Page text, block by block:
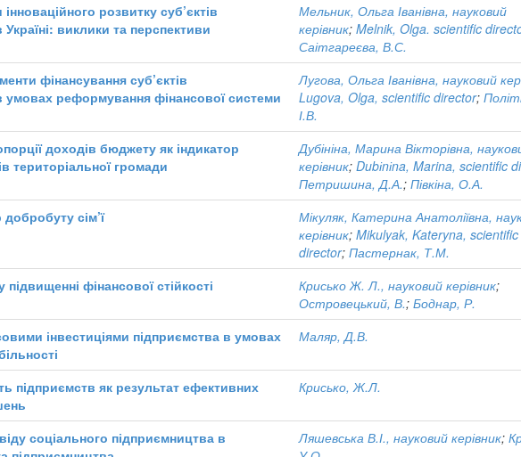
розвитку суб’єктів
виклики та перспективи
Мельник, Ольга Іванівна, науковий
керівник;Melnik, Olga. scientific
Саітгареєва, В.С.
фінансування суб’єктів
умовах реформування фінансової системи
Лугова, Ольга Іванівна, науковий
Lugova, Olga, scientific director;
І.В.
доходів бюджету як індикатор
територіальної громади
Дубініна, Марина Вікторівна,
керівник;Dubіnіna, Marina, scientific
Петришина, Д.А.;Півкіна, О.А.
сім’ї
Мікуляк, Катерина Анатоліївна,
керівник;Mikulyak, Kateryna, scientific
director;Пастернак, Т.М.
підвищенні фінансової стійкості
Крисько Ж. Л., науковий керівник;
Островецький, В.;Боднар, Р.
інвестиціями підприємства в умовах
Маляр, Д.В.
підприємств як результат ефективних
Крисько, Ж.Л.
соціального підприємництва в
Ляшевська В.І., науковий керівник;